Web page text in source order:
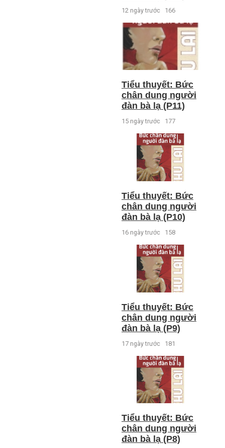
12 ngày trước 166
Tiểu thuyết: Bức
chân dung người
đàn bà lạ (P11)
15 ngày trước 177
Tiểu thuyết: Bức
chân dung người
đàn bà lạ (P10)
16 ngày trước 158
Tiểu thuyết: Bức
chân dung người
đàn bà lạ (P9)
17 ngày trước 181
Tiểu thuyết: Bức
chân dung người
đàn bà lạ (P8)